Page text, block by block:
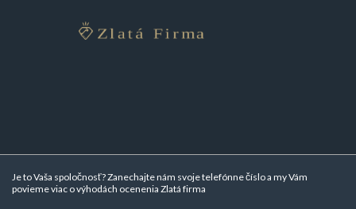
Je to Vaša spoločnosť? Zanechajte nám svoje telefónne číslo a my Vám
povieme viac ovýhodách ocenenia Zlatá firma